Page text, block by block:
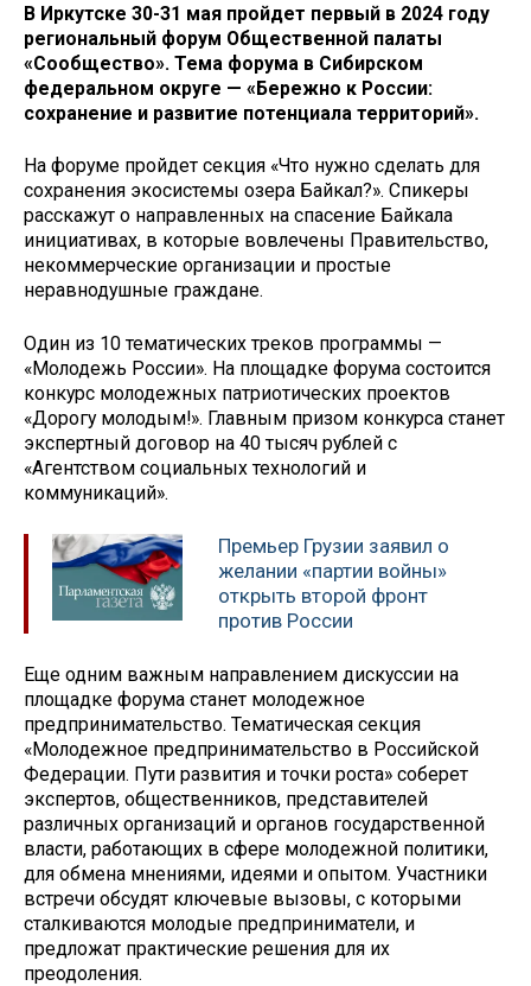
В Иркутске 30-31 мая пройдет первый в 2024 году
региональный форум Общественной палаты
«Сообщество». Тема форума в Сибирском
федеральном округе — «Бережно к России:
сохранение и развитие потенциала территорий».
На форуме пройдет секция «Что нужно сделать для
сохранения экосистемы озера Байкал?». Спикеры
расскажут о направленных на спасение Байкала
инициативах, в которые вовлечены Правительство,
некоммерческие организации и простые
неравнодушные граждане.
Один из 10 тематических треков программы —
«Молодежь России». На площадке форума состоится
конкурс молодежных патриотических проектов
«Дорогу молодым!». Главным призом конкурса станет
экспертный договор на 40 тысяч рублей с
«Агентством социальных технологий и
коммуникаций».
Премьер Грузии заявил о
желании «партии войны»
открыть второй фронт
против России
Еще одним важным направлением дискуссии на
площадке форума станет молодежное
предпринимательство. Тематическая секция
«Молодежное предпринимательство в Российской
Федерации. Пути развития и точки роста» соберет
экспертов, общественников, представителей
различных организаций и органов государственной
власти, работающих в сфере молодежной политики,
для обмена мнениями, идеями и опытом. Участники
встречи обсудят ключевые вызовы, с которыми
сталкиваются молодые предприниматели, и
предложат практические решения для их
преодоления.